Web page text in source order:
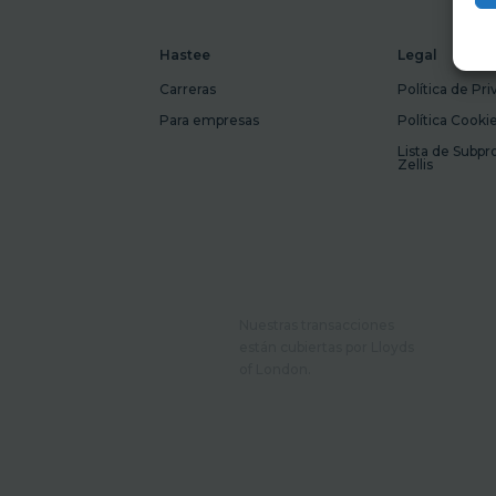
Hastee
Carreras
Para empresas
Legal
Política de
Política
Lista de
Zellis